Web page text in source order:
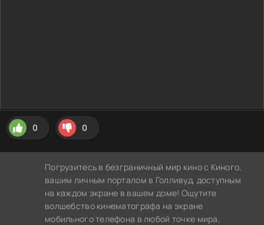
0 0
Погрузитесь в безграничный мир кино с Киного,
вашим личным порталом в Голливуд, доступным
на каждом экране в вашем доме! Ощутите
волшебство кинематографа на экране
мобильного телефона в любой точке мира,